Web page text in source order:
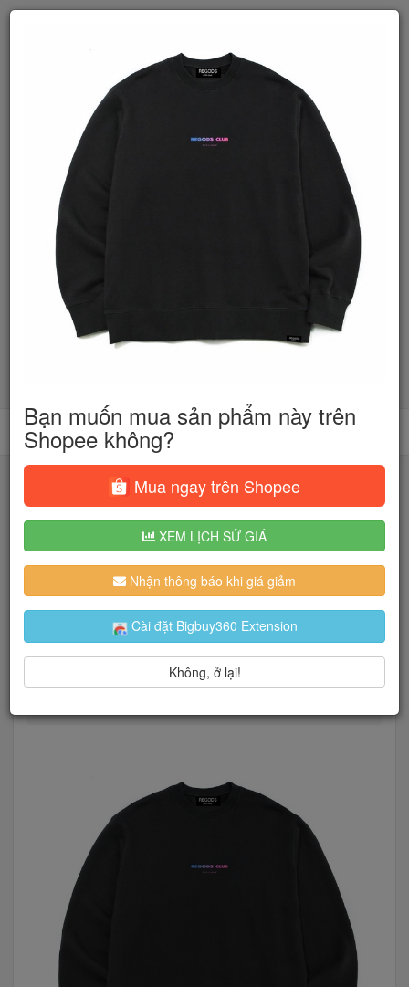
Tìm kiếm
Người dùng đang quan tâm đến 🔥...
Trang chủ Thời Trang Nữ
Trang Phục Đông
Bạn muốn mua sản phẩm này trên
Shopee không?
Mua ngay trên Shopee
XEM LỊCH SỬ GIÁ
Nhận thông báo khi giá giảm
Cài đặt Bigbuy360 Extension
Không, ở lại!